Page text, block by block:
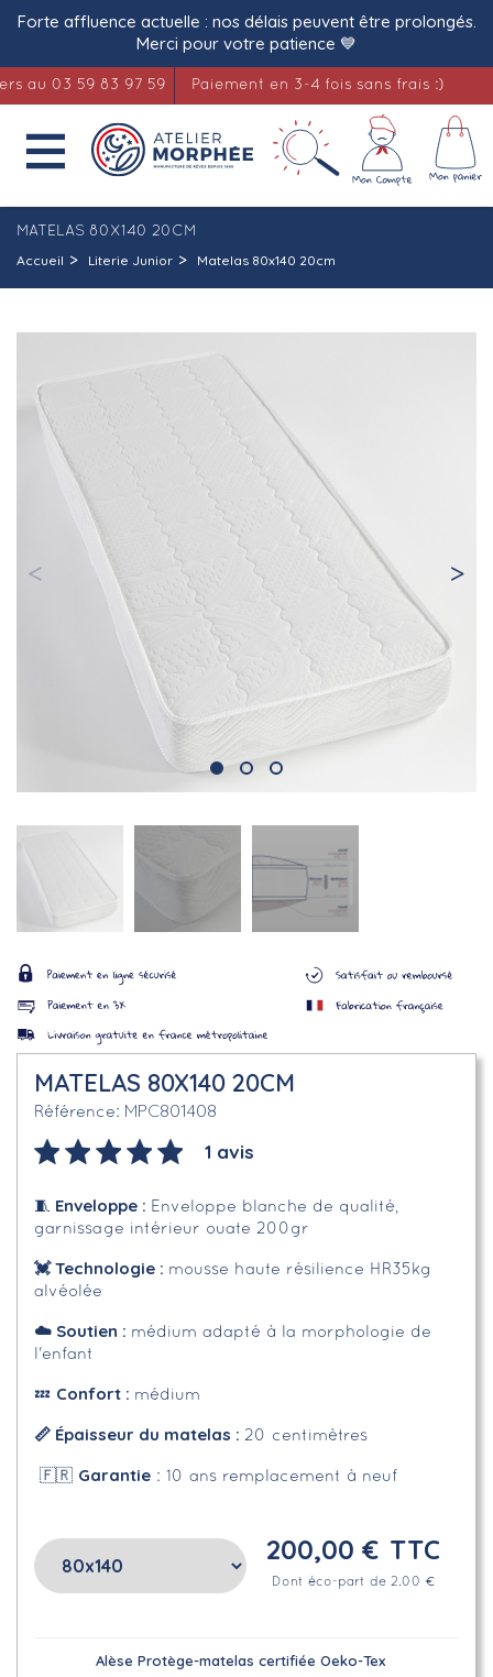
Forte affluence actuelle : nos délais peuvent être prolongés.
Merci pour votre patience 💙
59 83 97 59 Paiement en 3-4 fois sans frais :)

MATELAS 80X140 20CM
Accueil Literie Junior Matelas 80x140 20cm
MATELAS 80X140 20CM
Référence MPC801408
1 avis
🧵 Enveloppe : Enveloppe blanche de qualité,
garnissage intérieur ouate 200gr
💓 Technologie : mousse haute résilience HR35kg
alvéolée
☁️ Soutien : médium adapté à la morphologie de
l'enfant
💤 Confort : médium
📏 Épaisseur du matelas : 20 centimètres
🇫🇷 Garantie : 10 ans remplacement à neuf
200,00 € TTC
Dont éco-part de 2.00 €
Alèse Protège-matelas certifiée Oeko-Tex